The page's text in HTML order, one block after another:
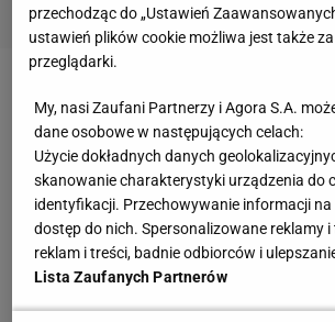
Zobacz wideo Transfer Marcina Bułki
ostatniej prostej! "BYŁO MI WSTYD"
Takie historie większości ludzi
maksymalnie raz w życiu. Christian
ich przynajmniej kilka. Jego
prowadzenia miejscowego klubu,
przechodząc do „Ustawień
ustawień plików cookie możliwa jest także
przeglądarki.
My, nasi Zaufani Partnerzy i Agora S.A.
dane osobowe w następujących celach:
Użycie dokładnych danych
skanowanie charakterystyki urządzenia do
identyfikacji. Przechowywanie informacji
dostęp do nich. Spersonalizowane reklamy
reklam i treści, badnie odbiorców i
Lista Zaufanych Partnerów